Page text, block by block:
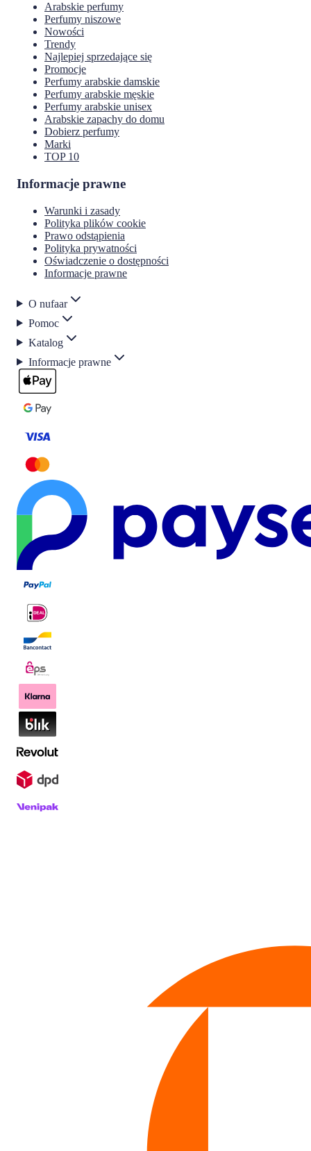
Arabskie perfumy
Perfumy niszowe
Nowości
Trendy
Najlepiej sprzedające się
Promocje
Perfumy arabskie damskie
Perfumy arabskie męskie
Perfumy arabskie unisex
Arabskie zapachy do domu
Dobierz perfumy
Marki
TOP 10
Informacje prawne
Warunki i zasady
Polityka plików cookie
Prawo odstąpienia
Polityka prywatności
Oświadczenie o dostępności
Informacje prawne
O nufaar
Pomoc
Katalog
Informacje prawne